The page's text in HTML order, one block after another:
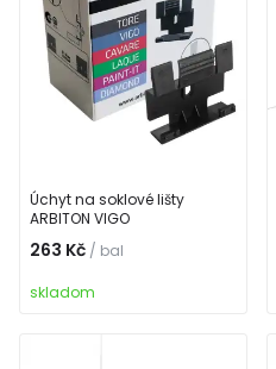
Úchyt na soklové lišty
ARBITON VIGO
263 Kč / bal
skladom